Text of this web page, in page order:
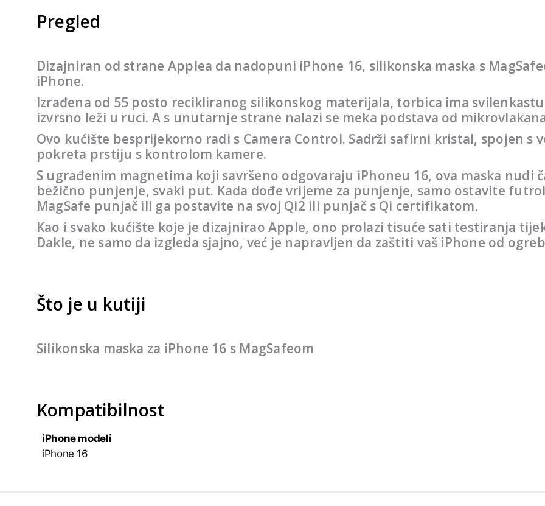
Pregled
Dizajniran od strane Applea da nadopuni iPhone 16, silikonska maska ​​s
iPhone.
Izrađena od 55 posto recikliranog silikonskog materijala, torbica ima
izvrsno leži u ruci. A s unutarnje strane nalazi se meka podstava od
Ovo kućište besprijekorno radi s Camera Control. Sadrži safirni kristal, spojen s
pokreta prstiju s kontrolom kamere.
S ugrađenim magnetima koji savršeno odgovaraju iPhoneu 16, ova maska ​​nudi
bežično punjenje, svaki put. Kada dođe vrijeme za punjenje, samo ostavite
MagSafe punjač ili ga postavite na svoj Qi2 ili punjač s Qi certifikatom.
Kao i svako kućište koje je dizajnirao Apple, ono prolazi tisuće sati testiranja
Dakle, ne samo da izgleda sjajno, već je napravljen da zaštiti vaš iPhone od
Što je u kutiji
Silikonska maska ​​za iPhone 16 s MagSafeom
Kompatibilnost
iPhone modeli
iPhone 16